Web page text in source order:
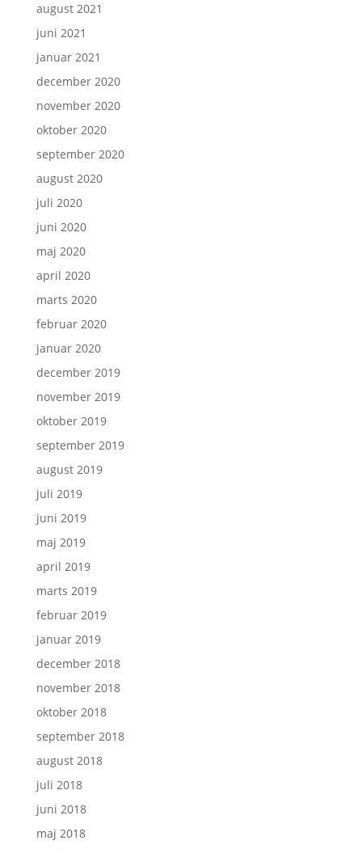
august 2021
juni 2021
januar 2021
december 2020
november 2020
oktober 2020
september 2020
august 2020
juli 2020
juni 2020
maj 2020
april 2020
marts 2020
februar 2020
januar 2020
december 2019
november 2019
oktober 2019
september 2019
august 2019
juli 2019
juni 2019
maj 2019
april 2019
marts 2019
februar 2019
januar 2019
december 2018
november 2018
oktober 2018
september 2018
august 2018
juli 2018
juni 2018
maj 2018